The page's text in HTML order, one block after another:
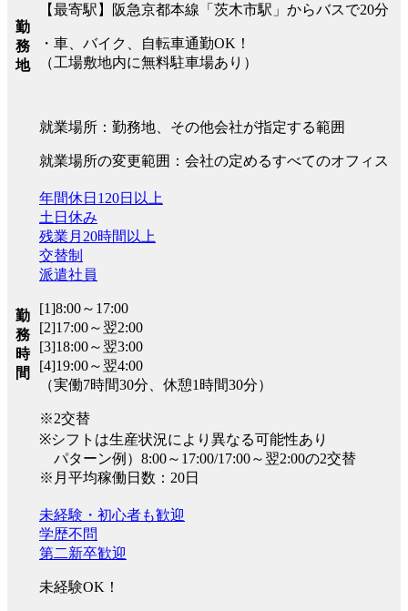
勤
務
地
【最寄駅】阪急京都本線「茨木市駅」からバスで20分
・車、バイク、自転車通勤OK！
（工場敷地内に無料駐車場あり）
就業場所：勤務地、その他会社が指定する範囲
就業場所の変更範囲：会社の定めるすべてのオフィス
勤
務
時
間
年間休日120日以上
土日休み
残業月20時間以上
交替制
派遣社員
[1]8:00～17:00
[2]17:00～翌2:00
[3]18:00～翌3:00
[4]19:00～翌4:00
（実働7時間30分、休憩1時間30分）
※2交替
※シフトは生産状況により異なる可能性あり
パターン例）8:00～17:00/17:00～翌2:00の2交替
※月平均稼働日数：20日
未経験・初心者も歓迎
学歴不問
第二新卒歓迎
未経験OK！